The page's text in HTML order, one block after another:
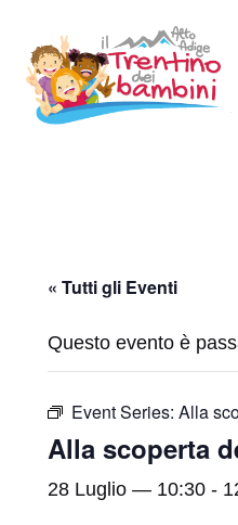
contenuto
« Tutti gli Eventi
Questo evento è
Event Series: Alla
Alla scoperta
28 Luglio — 10:30 -